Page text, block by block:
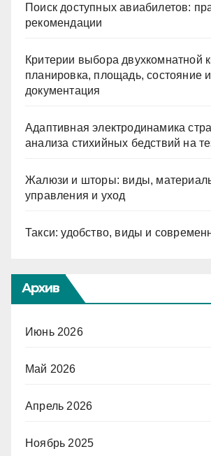
Поиск доступных авиабилетов:
рекомендации
Критерии выбора двухкомнатной
планировка, площадь, состояние и
документация
Адаптивная электродинамика
анализа стихийных бедствий на
Жалюзи и шторы: виды,
управления и уход
Такси: удобство, виды и
Архив
Июнь 2026
Май 2026
Апрель 2026
Ноябрь 2025